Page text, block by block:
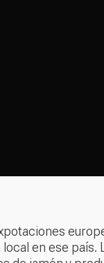
en ese país.